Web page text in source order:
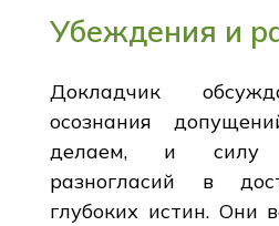
Убеждения и
Докладчик
осознания
делаем, и силу
разногласий в
глубоких истин. Они